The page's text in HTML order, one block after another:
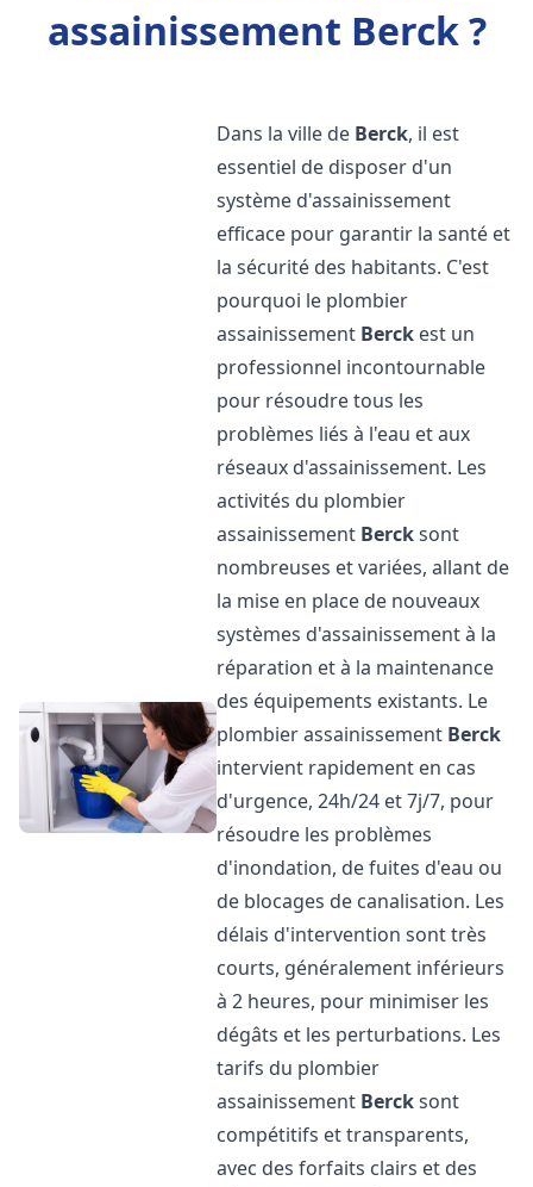
assainissement Berck ?
Dans la ville de Berck, il est
essentiel de disposer d'un
système d'assainissement
efficace pour garantir la santé et
la sécurité des habitants. C'est
pourquoi le plombier
assainissement Berck est un
professionnel incontournable
pour résoudre tous les
problèmes liés à l'eau et aux
réseaux d'assainissement. Les
activités du plombier
assainissement Bercksont
nombreuses et variées, allant de
la mise en place de nouveaux
systèmes d'assainissement à la
réparation et à la maintenance
des équipements existants. Le
plombier assainissement Berck
intervient rapidement en cas
d'urgence, 24h/24 et 7j/7, pour
résoudre les problèmes
d'inondation, de fuites d'eau ou
de blocages de canalisation. Les
délais d'intervention sont très
courts, généralement inférieurs
à 2 heures, pour minimiser les
dégâts et les perturbations. Les
tarifs du plombier
assainissement Bercksont
compétitifs et transparents,
avec des forfaits clairs et des